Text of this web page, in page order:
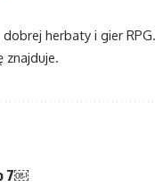
herbaty i gier
znajduje.
7￼